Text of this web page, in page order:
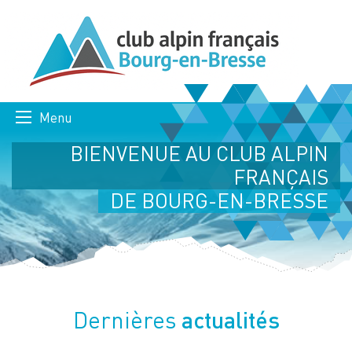
Menu
BIENVENUE AU CLUB ALPIN
FRANÇAIS
DE BOURG-EN-BRESSE
Dernières actualités